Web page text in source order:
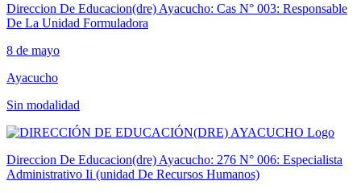
Direccion De Educacion(dre) Ayacucho: Cas N° 003: Responsable
De La Unidad Formuladora
8 de mayo
Ayacucho
Sin modalidad
Direccion De Educacion(dre) Ayacucho: 276 N° 006: Especialista
Administrativo Ii (unidad De Recursos Humanos)